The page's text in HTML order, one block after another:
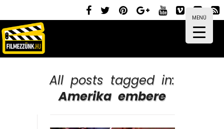
MENÜ
All posts tagged in:
Amerika embere